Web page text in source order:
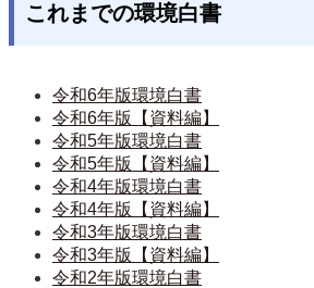
これまでの環境白書
令和6年版環境白書
令和6年版【資料編】
令和5年版環境白書
令和5年版【資料編】
令和4年版環境白書
令和4年版【資料編】
令和3年版環境白書
令和3年版【資料編】
令和2年版環境白書